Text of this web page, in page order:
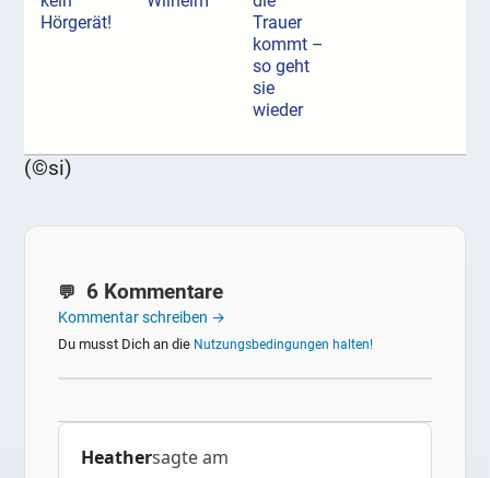
Hörgerät!
Trauer
kommt –
so geht
sie
wieder
(©si)
6 Kommentare
Kommentar schreiben →
Du musst Dich an die Nutzungsbedingungen halten!
Heathersagte am